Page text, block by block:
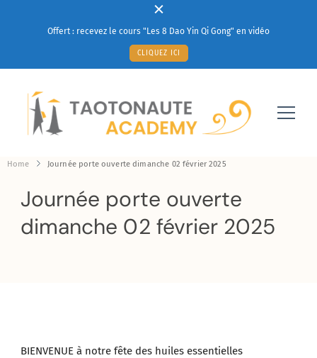
Offert : recevez le cours "Les 8 Dao Yin Qi Gong" en vidéo
CLIQUEZ ICI
Taotonaute Academy
Home
Journée porte ouverte dimanche 02 février 2025
Journée porte ouverte
dimanche 02 février 2025
BIENVENUE à notre fête des huiles essentielles